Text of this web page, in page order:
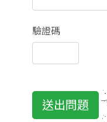
驗證碼
送出問題